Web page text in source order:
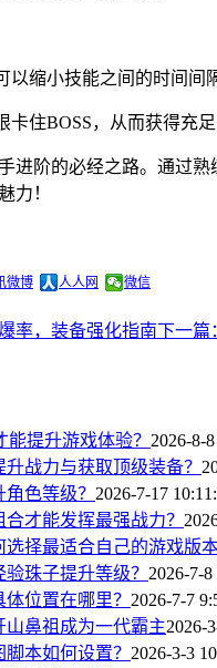
缩小技能之间的时间间
住BOSS，从而获得充足
进阶的必经之路。通过
力！
微博 人人网 微信
率，装备强化指南下一篇
提升游戏体验？ 2026-8-
战力与获取顶级装备？
色等级？ 2026-7-17
才能发挥最强战力？
择最适合自己的游戏版本
珠子提升等级？ 2026-7-8
位置在哪里？ 2026-7-7
鼻祖成为一代霸主2026-
本如何设置？ 2026-3-3